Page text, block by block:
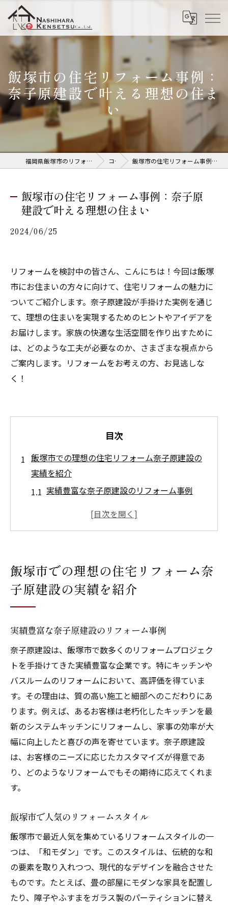
飯塚市の住宅リフォーム事例：
奈子原建設で叶える理想の住ま
い
福岡県飯塚市のリフォームなら株式会社奈子原建設 コラム 飯塚市の住宅リフォーム事例：奈子原建設で叶える理想の住まい
飯塚市の住宅リフォーム事例：奈子原
建設で叶える理想の住まい
2024/06/25
リフォームを検討中の皆さん、こんにちは！今回は飯塚
市にお住まいの方々に向けて、住宅リフォームの魅力に
ついてご紹介します。奈子原建設が手掛けた実例を通じ
て、理想の住まいを実現するためのヒントやアイデアを
お届けします。家族の快適な生活空間を作り出すために
は、どのような工夫が必要なのか、さまざまな視点から
ご案内します。リフォームをお考えの方、お見逃しな
く！
目次
飯塚市での理想の住宅リフォーム奈子原建設の
実績を紹介
実績豊富な奈子原建設のリフォーム事例
飯塚市で人気のリフォームスタイル
地域に根差したリフォームサービスの特徴
奈子原建設のリフォーム実績から学ぶこと
家族の快適な生活空間を実現リフォームのポイ
ント
快適な住空間を作るための工夫
家事動線を意識したリフォームの提案
子供が安心して遊べる空間作り
リフォームで叶える親子のコミュニケーシ
ョン広場
ペットと暮らすためのリフォームアイデア
奈子原建設が手掛けた飯塚市のリフォーム事例
紹介
二世帯住宅へのリフォーム事例
収納スペースを増やすリフォーム事例
バリアフリーリフォームの成功事例
最新設備を取り入れたリフォーム事例
リフォームで叶える理想の住まい飯塚市の事例
飯塚市での理想の住宅リフォーム奈
子原建設の実績を紹介
実績豊富な奈子原建設のリフォーム事例
奈子原建設は、飯塚市で数多くのリフォームプロジェク
トを手掛けてきた実績豊富な企業です。特にキッチンや
バスルームのリフォームにおいて、高評価を得ていま
す。その理由は、質の高い施工と細部へのこだわりにあ
ります。例えば、あるお客様は老朽化したキッチンを最
新のシステムキッチンにリフォームし、家事の効率が大
幅に向上したと喜びの声を寄せています。奈子原建設
は、お客様のニーズに応じたカスタマイズが得意であ
り、どのようなリフォームでもその期待に応えてくれま
す。
飯塚市で人気のリフォームスタイル
飯塚市で最近人気を集めているリフォームスタイルの一
つは、「和モダン」です。このスタイルは、伝統的な和
の要素を取り入れつつ、現代的なデザインを融合させた
ものです。たとえば、畳の部屋にモダンな家具を配置し
たり、障子やふすまをガラス製のパーティションに替え